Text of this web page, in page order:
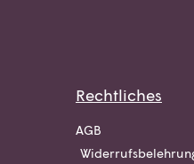
Rechtliches
AGB